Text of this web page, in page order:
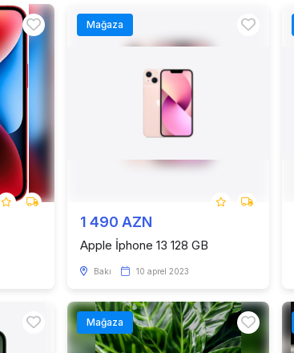
Mağaza
1 490 AZN
Apple İphone 13 128 GB
Bakı 10 aprel 2023
Mağaza